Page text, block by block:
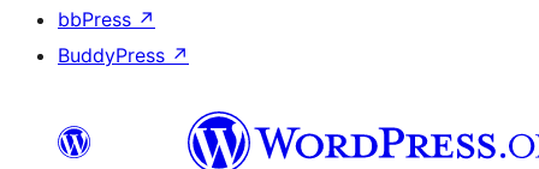
bbPress ↗
BuddyPress ↗